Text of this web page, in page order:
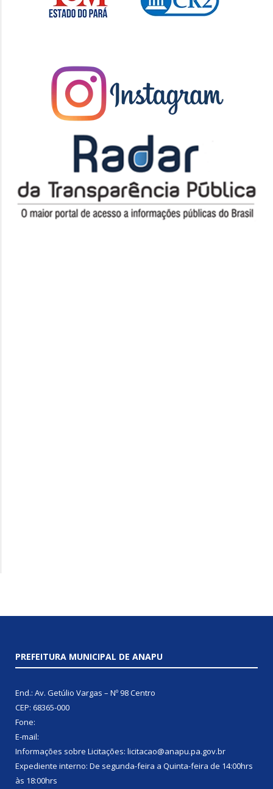
PREFEITURA MUNICIPAL DE ANAPU
End.: Av. Getúlio Vargas – Nº 98 Centro
CEP: 68365-000
Fone:
E-mail:
Informações sobre Licitações: licitacao@anapu.pa.gov.br
Expediente interno: De segunda-feira a Quinta-feira de 14:00hrs
às 18:00hrs